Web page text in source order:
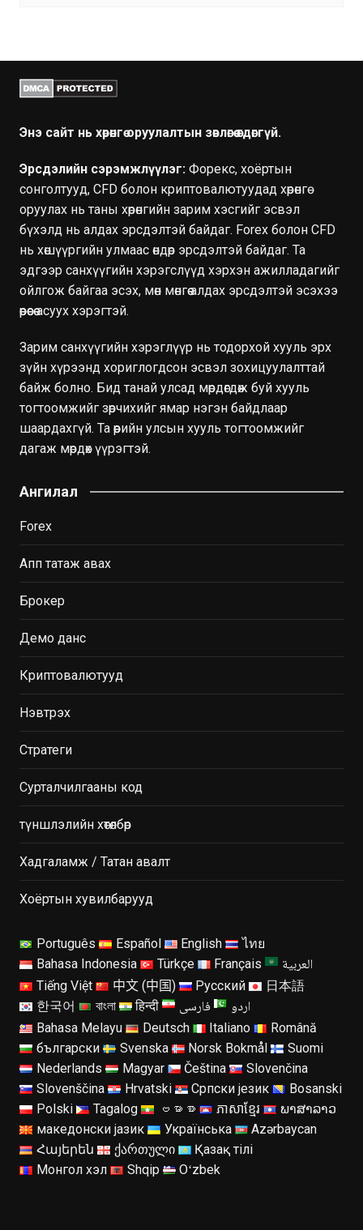
Энэ сайт нь хөрөнгө оруулалтын зөвлөгөө өгдөггүй.
Эрсдэлийн сэрэмжлүүлэг:Форекс, хоёртын
сонголтууд, CFD болон криптовалютуудад хөрөнгө
оруулах нь таны хөрөнгийн зарим хэсгийг эсвэл
бүхэлд нь алдах эрсдэлтэй байдаг. Forex болон CFD
нь хөшүүргийн улмаас өндөр эрсдэлтэй байдаг. Та
эдгээр санхүүгийн хэрэгслүүд хэрхэн ажилладагийг
ойлгож байгаа эсэх, мөн мөнгөө алдах эрсдэлтэй эсэхээ
өөрөөсөө асуух хэрэгтэй.
Зарим санхүүгийн хэрэглүүр нь тодорхой хууль эрх
зүйн хүрээнд хориглогдсон эсвэл зохицуулалттай
байж болно. Бид танай улсад мөрдөгдөж буй хууль
тогтоомжийг зөрчихийг ямар нэгэн байдлаар
шаардахгүй. Та өөрийн улсын хууль тогтоомжийг
дагаж мөрдөх үүрэгтэй.
Ангилал
Forex
Апп татаж авах
Брокер
Демо данс
Криптовалютууд
Нэвтрэх
Стратеги
Сурталчилгааны код
түншлэлийн хөтөлбөр
Хадгаламж / Татан авалт
Хоёртын хувилбарууд
Português Español English
ไทย
Bahasa Indonesia
Türkçe Français العربية
Tiếng Việt 中文 (中国) Русский
日本語
한국어
বাংলা हिन्दी فارسی اردو
Bahasa Melayu Deutsch Italiano
Română
български
Svenska Norsk Bokmål
Suomi
Nederlands
Magyar Čeština
Slovenčina
Slovenščina
Hrvatski Српски језик
Bosanski
Polski
Tagalog ဗမာစာ ភាសាខ្មែរ
ພາສາລາວ
македонски јазик
Українська
Azərbaycan
Հայերեն
ქართული
Қазақ тілі
Монгол хэл
Shqip Oʻzbek